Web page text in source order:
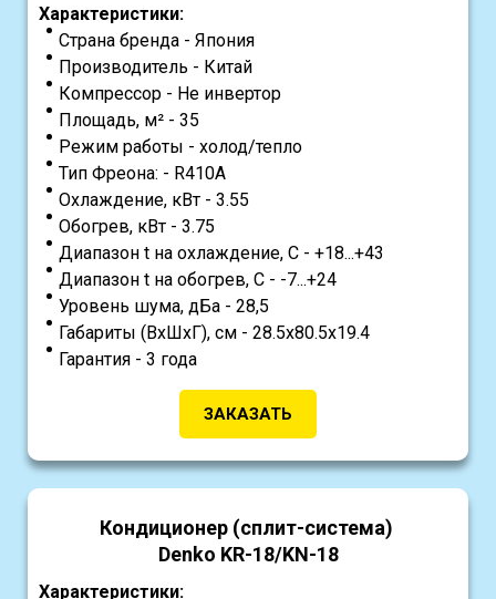
Характеристики:
Страна бренда - Япония
Производитель - Китай
Компрессор - Не инвертор
Площадь, м² - 35
Режим работы - холод/тепло
Тип Фреона: - R410A
Охлаждение, кВт - 3.55
Обогрев, кВт - 3.75
Диапазон t на охлаждение, С - +18...+43
Диапазон t на обогрев, С - -7...+24
Уровень шума, дБа - 28,5
Габариты (ВхШхГ), см - 28.5х80.5х19.4
Гарантия - 3 года
ЗАКАЗАТЬ
Кондиционер (сплит-система)
Denko KR-18/KN-18
Характеристики: